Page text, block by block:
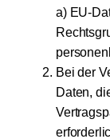
a) EU-
Bei der
Daten,